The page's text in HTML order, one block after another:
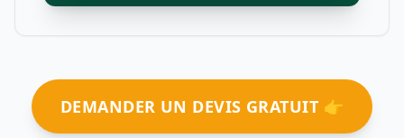
DEMANDER UN DEVIS GRATUIT 👉